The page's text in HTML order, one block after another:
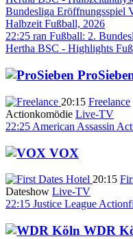
Bundesliga Eröffnungsspiel
Halbzeit Fußball, 2026
22:25 ran Fußball: 2.
Hertha BSC - Highlights
20:15 Freelance
Actionkomödie Live-TV
22:25 American Assassin
VOX
20:15
Dateshow Live-TV
22:15 Justice League
WDR